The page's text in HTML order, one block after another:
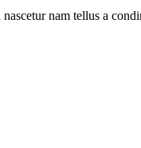
nam tellus a